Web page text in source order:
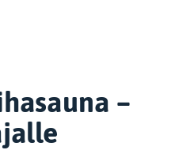
–